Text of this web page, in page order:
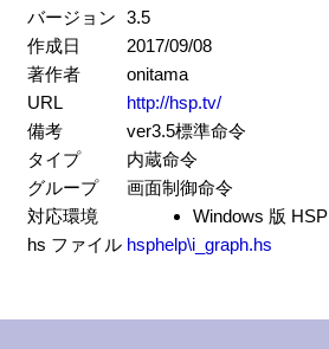
バージョン 3.5
作成日
2017/09/08
著作者
onitama
URL
http://hsp.tv/
備考
ver3.5標準命令
タイプ
内蔵命令
グループ
画面制御命令
対応環境
Windows 版 HSP
hs ファイル hsphelp\i_graph.hs